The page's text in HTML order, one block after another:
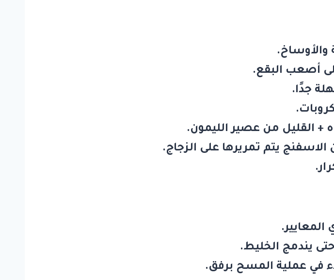
والأوساخ.
أصعب البقع.
جدًا.
+ القليل من عصير الليمون.
يتم تمريرها على الزجاج.
يندمج الخليط.
في عملية المسح برفق.